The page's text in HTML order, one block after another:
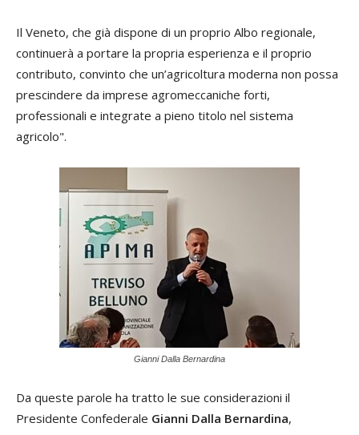
Il Veneto, che già dispone di un proprio Albo regionale,
continuerà a portare la propria esperienza e il proprio
contributo, convinto che un’agricoltura moderna non possa
prescindere da imprese agromeccaniche forti,
professionali e integrate a pieno titolo nel sistema
agricolo".
Gianni Dalla Bernardina
Da queste parole ha tratto le sue considerazioni il
Presidente Confederale Gianni Dalla Bernardina,